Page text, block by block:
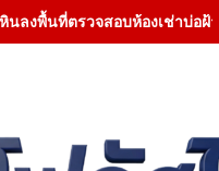
ป่าสงวนหายาก ปรากฏโชว์ตัว